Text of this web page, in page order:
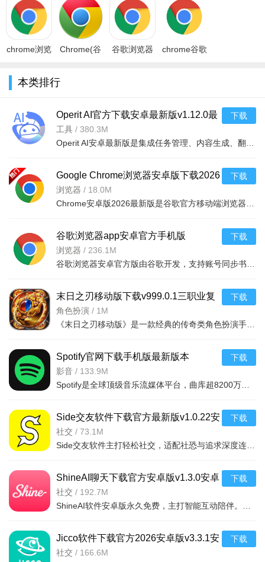
4、最后，我们点击安装插件，进行安装就可以了。
谷歌浏览器APP怎么添加书签？
1、手机上打开谷歌浏览器，在地址栏中输入网址或者搜索打
2、打开网站后，点击右下角“...”符号
安卓版下载
v151.0.792
擎
v151.0.7922.6
v151.0.7922.6
安卓版
2026下载
v151.0.7922.6
最
chrome浏览
v151.0.792
Chrome(谷
版)v151.0.792
谷歌浏览器
chrome谷歌
本类排行
Operit AI官方下载安卓最新版v1.12.0最
新版
工具 / 380.3M
下载
Google Chrome浏览器安卓版下载2026
最新版浏览器v151.0.7922.6官方版
浏览器 / 18.0M
下载
谷歌浏览器app安卓官方手机版
v151.0.7922.6安卓版
浏览器 / 236.1M
下载
末日之刃移动版下载v999.0.1三职业复
古传奇手游
角色扮演 / 1M
下载
Spotify官网下载手机版最新版本
v9.1.64.1676安卓版
影音 / 133.9M
下载
Side交友软件下载官方最新版v1.0.22安
卓最新版
社交 / 73.1M
下载
ShineAI聊天下载官方安卓版v1.3.0安卓
最新版
社交 / 192.7M
下载
Jicco软件下载官方2026安卓版v3.3.1安
卓最新版
社交 / 166.6M
下载